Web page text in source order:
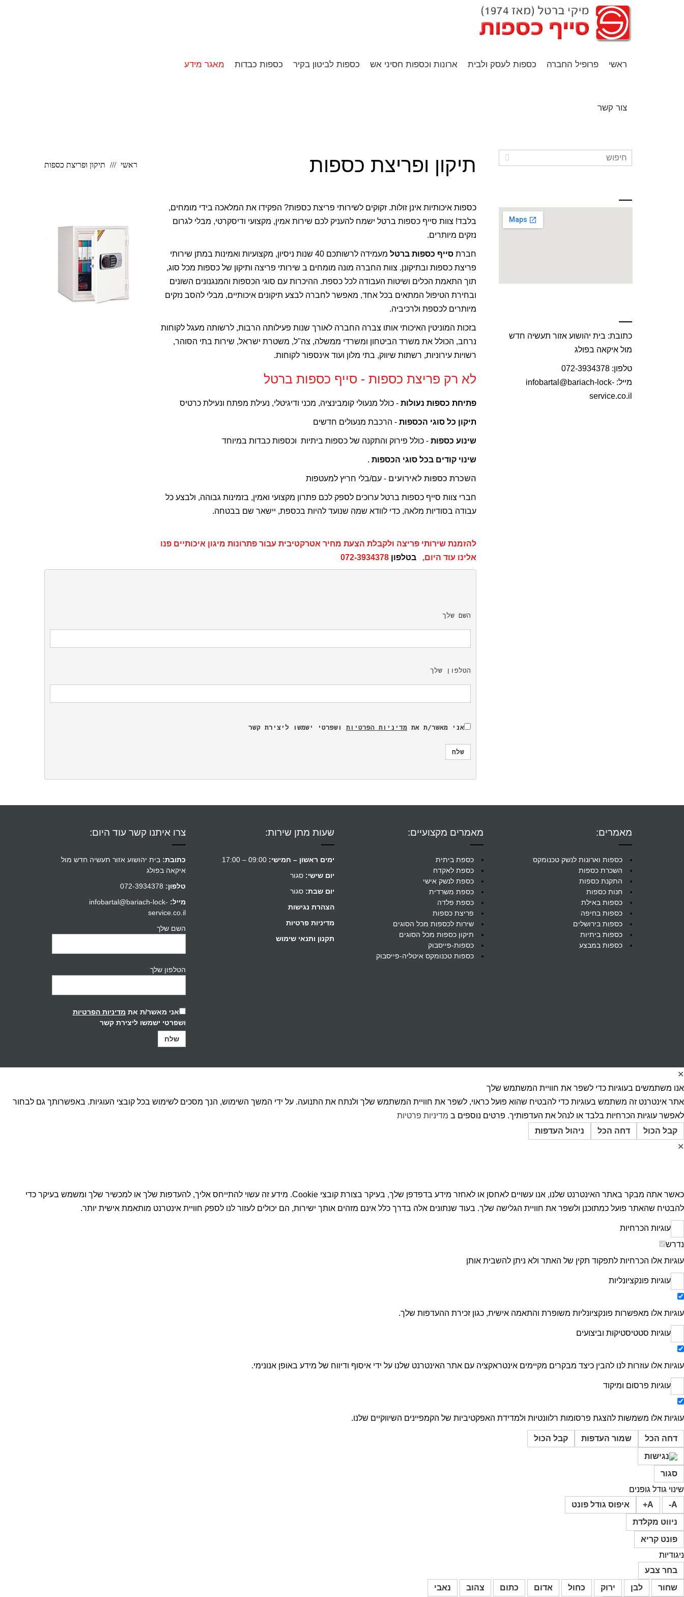
ראשי פרופיל החברה כספות לעסק ולבית ארונות וכספות חסיני אש כספות לביטון בקיר כספות כבדות מאגר מידע
צור קשר
ראשי תיקון ופריצת כספות תיקון ופריצת כספות
כספות איכותיות אינן זולות. זקוקים לשירותי פריצת כספות? הפקידו את המלאכה בידי מומחים,
בלבד! צוות סייף כספות ברטל ישמח להעניק לכם שירות אמין, מקצועי ודיסקרטי, מבלי לגרום
נזקים מיותרים.
חברתסייף כספות ברטל
מעמידה לרשותכם 40 שנות ניסיון, מקצועיות ואמינות במתן שירותי
פריצת כספות ובתיקונן. צוות החברה מונה מומחים ב שירותי פריצה ותיקון של כספות מכל סוג,
תוך התאמת הכלים ושיטות העבודה לכל כספת. ההיכרות עם סוגי הכספות והמנגנונים השונים
ובחירת הטיפול המתאים בכל אחד, מאפשר לחברה לבצע תיקונים איכותיים, מבלי להסב נזקים
מיותרים לכספת ולרכיביה.
בזכות המוניטין האיכותי אותו צברה החברה לאורך שנות פעילותה הרבות, לרשותה מעגל לקוחות
נרחב, הכולל את משרד הביטחון ומשרדי ממשלה, צה"ל, משטרת ישראל, שירות בתי הסוהר,
רשויות עירוניות, רשתות שיווק, בתי מלון ועוד אינספור לקוחות.
לא רק פריצת כספות - סייף כספות ברטל
פתיחת כספות נעולות- כולל מנעולי קומבינציה, מכני ודיגיטלי, נעילת מפתח ונעילת כרטיס
תיקון כל סוגי הכספות- הרכבת מנעולים חדשים
שינוע כספות- כולל פירוק והתקנה של כספות ביתיות וכספות כבדות במיוחד
שינוי קודים בכל סוגי הכספות .
השכרת כספות לאירועים- עם/בלי חריץ למעטפות
חברי צוות סייף כספות ברטל ערוכים לספק לכם פתרון מקצועי ואמין, בזמינות גבוהה, ולבצע כל
עבודה בסודיות מלאה, כדי לוודא שמה שנועד להיות בכספת, יישאר שם בבטחה.
להזמנת שירותי פריצה ולקבלת הצעת מחיר אטרקטיבית עבור פתרונות מיגון איכותיים פנו
אלינו עוד היום,
בטלפון 072-3934378
השם שלך
הטלפון שלך
אני מאשר/ת את מדיניות הפרטיות ושפרטי ישמשו ליצירת קשר
כתובת: בית יהושוע אזור תעשיה חדש
מול איקאה בפולג
טלפון: 072-3934378
מייל: infobartal@bariach-lock-
service.co.il
מאמרים:
כספות וארונות לנשק טכנומקס
השכרת כספות
התקנת כספות
חנות כספות
כספות באילת
כספות בחיפה
כספות בירושלים
כספות ביתיות
כספות במבצע
מאמרים מקצועיים:
כספת ביתית
כספת לאקדח
כספת לנשק אישי
כספת משרדית
כספת פלדה
פריצת כספות
שירות לכספות מכל הסוגים
תיקון כספות מכל הסוגים
כספות-פייסבוק
כספות טכנומקס איטליה-פייסבוק
שעות מתן שירות:
ימים ראשון – חמישי:
יום שישי: סגור
יום שבת: סגור
הצהרת נגישות
מדיניות פרטיות
תקנון ותנאי שימוש
צרו איתנו קשר עוד היום:
כתובת: בית יהושוע אזור תעשיה חדש מול
איקאה בפולג
טלפון: 072-3934378
מייל: infobartal@bariach-lock-
service.co.il
השם שלך
הטלפון שלך
אני מאשר/ת את מדיניות הפרטיות
ושפרטי ישמשו ליצירת קשר
✕
אנו משתמשים בעוגיות כדי לשפר את חוויית המשתמש שלך
אתר אינטרנט זה משתמש בעוגיות כדי להבטיח שהוא פועל כראוי, לשפר את חוויית המשתמש שלך ולנתח את התנועה. על ידי המשך השימוש, הנך מסכים לשימוש בכל קובצי העוגיות. באפשרותך גם לבחור
לאפשר עוגיות הכרחיות בלבד או לנהל את העדפותיך. פרטים נוספים ב מדיניות פרטיות
קבל הכול
דחה הכל
ניהול העדפות
✕
כאשר אתה מבקר באתר האינטרנט שלנו, אנו עשויים לאחסן או לאחזר מידע בדפדפן שלך, בעיקר בצורת קובצי Cookie. מידע זה עשוי להתייחס אליך, להעדפות שלך או למכשיר שלך ומשמש בעיקר כדי
להבטיח שהאתר פועל כמתוכנן ולשפר את חוויית הגלישה שלך. בעוד שנתונים אלה בדרך כלל אינם מזהים אותך ישירות, הם יכולים לעזור לנו לספק חוויית אינטרנט מותאמת אישית יותר.
עוגיות הכרחיות
נדרש
עוגיות אלו הכרחיות לתפקוד תקין של האתר ולא ניתן להשבית אותן
עוגיות פונקציונליות
עוגיות אלו מאפשרות פונקציונליות משופרת והתאמה אישית, כגון זכירת ההעדפות שלך.
עוגיות סטטיסטיקות וביצועים
עוגיות אלו עוזרות לנו להבין כיצד מבקרים מקיימים אינטראקציה עם אתר האינטרנט שלנו על ידי איסוף ודיווח של מידע באופן אנונימי.
עוגיות פרסום ומיקוד
עוגיות אלו משמשות להצגת פרסומות רלוונטיות ולמדידת האפקטיביות של הקמפיינים השיווקיים שלנו.
דחה הכל שמור העדפות קבל הכול
סגור
שינוי גודל גופנים
A-
A+
איפוס גודל פונט
ניווט מקלדת
פונט קריא
ניגודיות
בחר צבע
שחור
לבן ירוק כחול אדום כתום צהוב נאבי